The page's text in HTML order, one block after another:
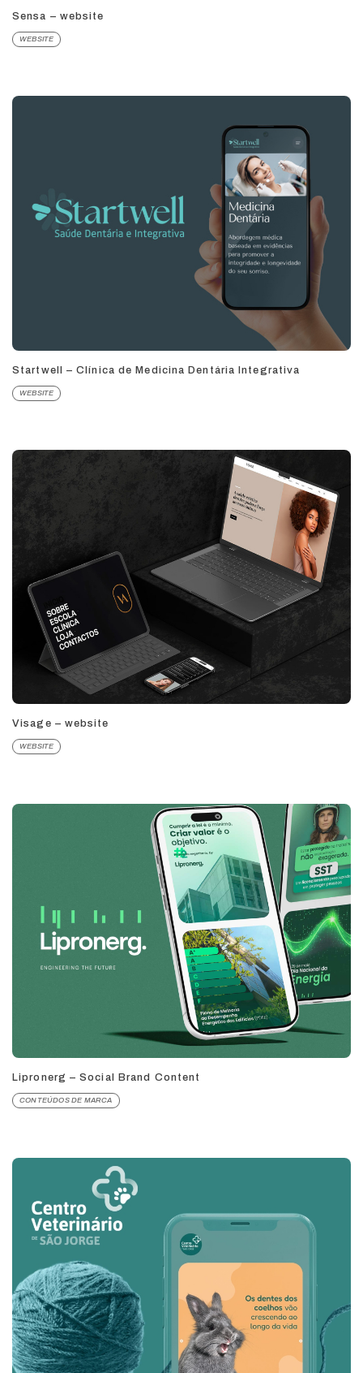
Sensa – website
WEBSITE
Startwell – Clínica de Medicina Dentária Integrativa
WEBSITE
Visage – website
WEBSITE
Lipronerg – Social Brand Content
CONTEÚDOS DE MARCA